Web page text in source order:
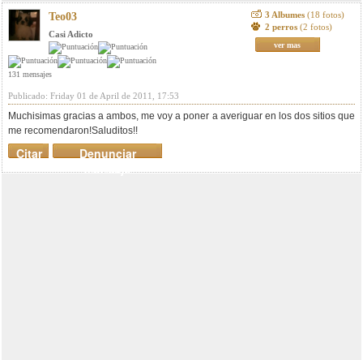
Teo03
Casi Adicto
131 mensajes
3 Albumes (18 fotos)
2 perros (2 fotos)
ver mas
Publicado: Friday 01 de April de 2011, 17:53
Muchisimas gracias a ambos, me voy a poner a averiguar en los dos sitios que
me recomendaron!Saluditos!!
Denunciar
mensaje
Citar